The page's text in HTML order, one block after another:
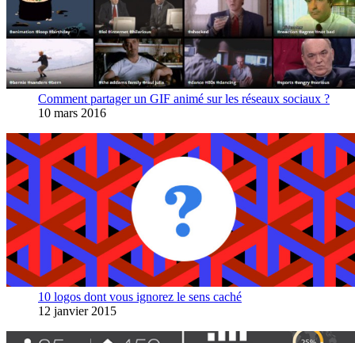
Comment partager un GIF animé sur les réseaux sociaux ?
10 mars 2016
10 logos dont vous ignorez le sens caché
12 janvier 2015